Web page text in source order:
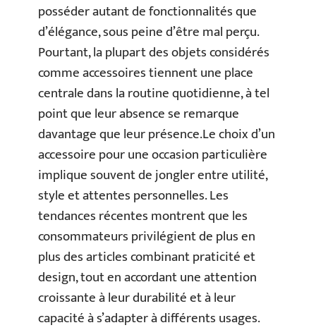
posséder autant de fonctionnalités que
d’élégance, sous peine d’être mal perçu.
Pourtant, la plupart des objets considérés
comme accessoires tiennent une place
centrale dans la routine quotidienne, à tel
point que leur absence se remarque
davantage que leur présence.Le choix d’un
accessoire pour une occasion particulière
implique souvent de jongler entre utilité,
style et attentes personnelles. Les
tendances récentes montrent que les
consommateurs privilégient de plus en
plus des articles combinant praticité et
design, tout en accordant une attention
croissante à leur durabilité et à leur
capacité à s’adapter à différents usages.